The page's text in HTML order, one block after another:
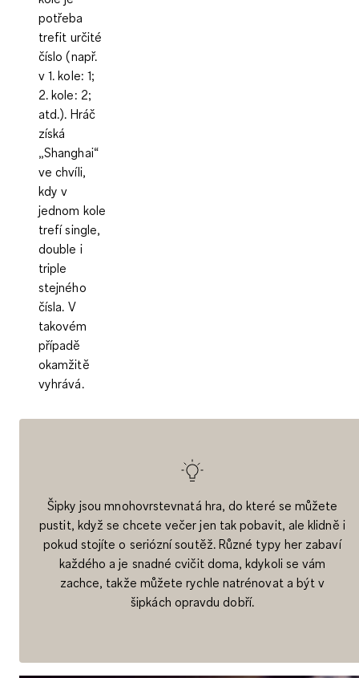
potřeba
trefit určité
číslo (např.
v 1. kole: 1;
2. kole: 2;
atd.). Hráč
získá
„Shanghai“
ve chvíli,
kdy v
jednom kole
trefí single,
double i
triple
stejného
čísla. V
takovém
případě
okamžitě
vyhrává.
Šipky jsou mnohovrstevnatá hra, do které se můžete
pustit, když se chcete večer jen tak pobavit, ale klidně i
pokud stojíte o seriózní soutěž. Různé typy her zabaví
každého a je snadné cvičit doma, kdykoli se vám
zachce, takže můžete rychle natrénovat a být v
šipkách opravdu dobří.